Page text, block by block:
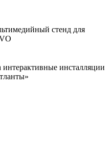
стенд для
инсталляции